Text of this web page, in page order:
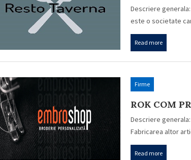
Descriere generala:
este o societate
Read more
Firme
ROK COM
Descriere generala:
Fabricarea altor
Read more